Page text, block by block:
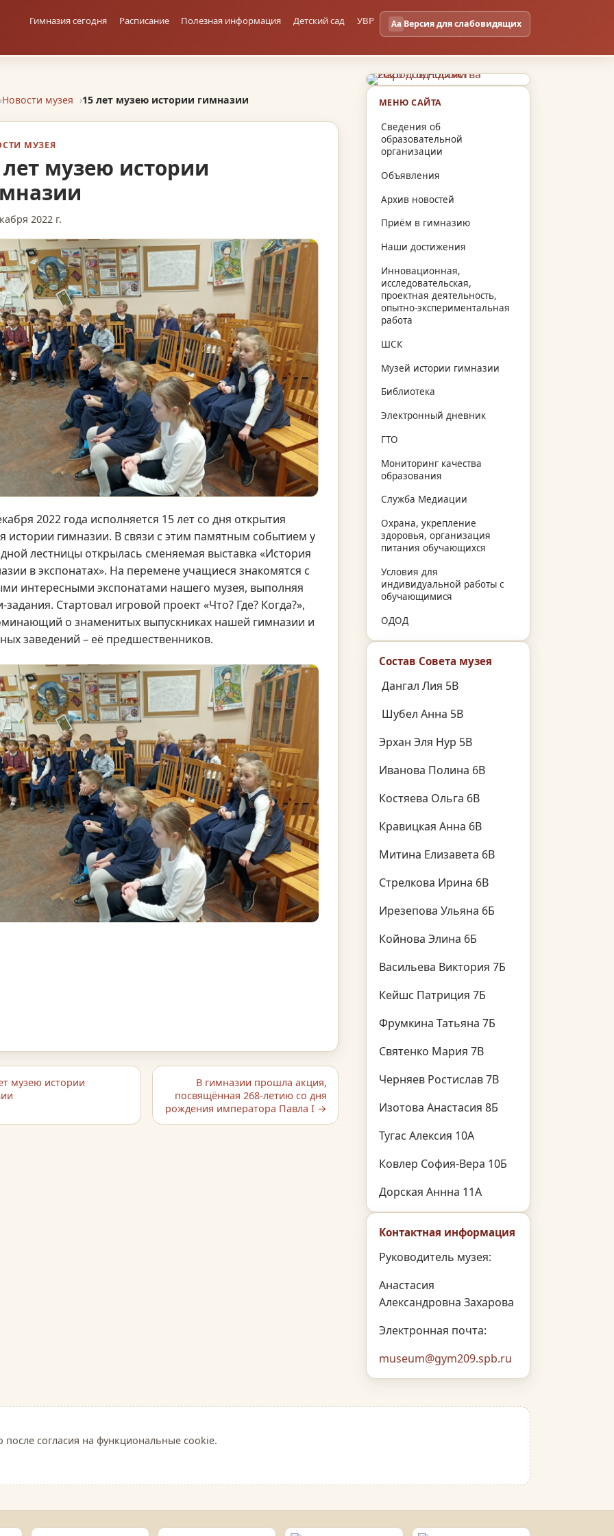
Гимназия сегодня Расписание Полезная информация Детский сад УВР Aa Версия для слабовидящих
Новости музея 15 лет музею истории гимназии
МУЗЕЯ
лет музею истории
2022 г.
2022 года исполняется 15 лет со дня открытия
истории гимназии. В связи с этим памятным событием у
лестницы открылась сменяемая выставка «История
в экспонатах». На перемене учащиеся знакомятся с
интересными экспонатами нашего музея, выполняя
задания. Стартовал игровой проект «Что? Где? Когда?»,
о знаменитых выпускниках нашей гимназии и
заведений – её предшественников.
музею истории
В гимназии прошла акция,
посвящённая 268-летию со дня
рождения императора Павла I →
МЕНЮ САЙТА
Сведения об
образовательной
организации
Объявления
Архив новостей
Приём в гимназию
Наши достижения
Инновационная,
исследовательская,
проектная деятельность,
опытно-экспериментальная
работа
ШСК
Музей истории гимназии
Библиотека
Электронный дневник
ГТО
Мониторинг качества
образования
Служба Медиации
Охрана, укрепление
здоровья, организация
питания обучающихся
Условия для
индивидуальной работы с
обучающимися
ОДОД
Состав Совета музея
Дангал Лия 5В
Шубел Анна 5В
Эрхан Эля Нур 5В
Иванова Полина 6В
Костяева Ольга 6В
Кравицкая Анна 6В
Митина Елизавета 6В
Стрелкова Ирина 6В
Ирезепова Ульяна 6Б
Койнова Элина 6Б
Васильева Виктория 7Б
Кейшс Патриция 7Б
Фрумкина Татьяна 7Б
Святенко Мария 7В
Черняев Ростислав 7В
Изотова Анастасия 8Б
Тугас Алексия 10А
Ковлер София-Вера 10Б
Дорская Аннна 11А
Контактная информация
Руководитель музея:
Анастасия
Александровна Захарова
Электронная почта:
museum@gym209.spb.ru
после согласия на функциональные cookie.